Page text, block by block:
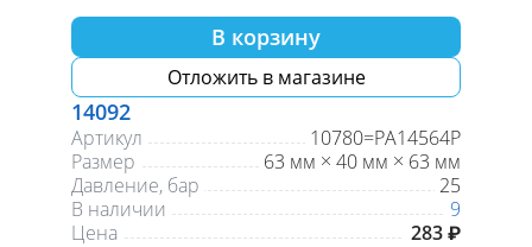
В корзину
Отложить в магазине
14092
Артикул
10780=PA14564P
Размер
63 мм × 40 мм × 63 мм
Давление, бар
25
В наличии
9
Цена
283 ₽